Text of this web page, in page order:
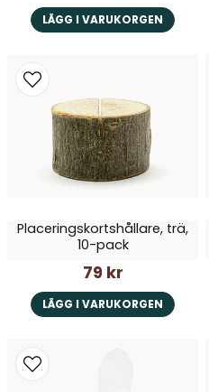
LÄGG I VARUKORGEN
Placeringskortshållare, trä,
10-pack
79 kr
LÄGG I VARUKORGEN